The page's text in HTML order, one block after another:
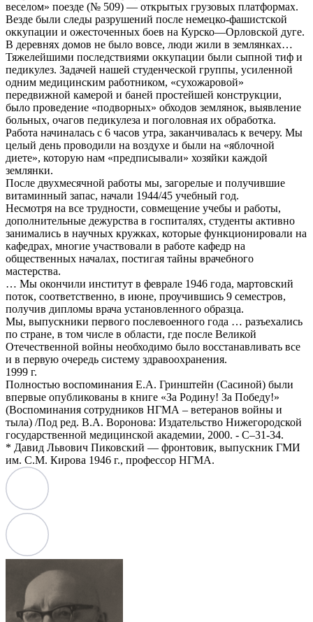
веселом» поезде (№ 509) — открытых грузовых платформах.
Везде были следы разрушений после немецко-фашистской
оккупации и ожесточенных боев на Курско—Орловской дуге.
В деревнях домов не было вовсе, люди жили в землянках…
Тяжелейшими последствиями оккупации были сыпной тиф и
педикулез. Задачей нашей студенческой группы, усиленной
одним медицинским работником, «сухожаровой»
передвижной камерой и баней простейшей конструкции,
было проведение «подворных» обходов землянок, выявление
больных, очагов педикулеза и поголовная их обработка.
Работа начиналась с 6 часов утра, заканчивалась к вечеру. Мы
целый день проводили на воздухе и были на «яблочной
диете», которую нам «предписывали» хозяйки каждой
землянки.
После двухмесячной работы мы, загорелые и получившие
витаминный запас, начали 1944/45 учебный год.
Несмотря на все трудности, совмещение учебы и работы,
дополнительные дежурства в госпиталях, студенты активно
занимались в научных кружках, которые функционировали на
кафедрах, многие участвовали в работе кафедр на
общественных началах, постигая тайны врачебного
мастерства.
… Мы окончили институт в феврале 1946 года, мартовский
поток, соответственно, в июне, проучившись 9 семестров,
получив дипломы врача установленного образца.
Мы, выпускники первого послевоенного года … разъехались
по стране, в том числе в области, где после Великой
Отечественной войны необходимо было восстанавливать все
и в первую очередь систему здравоохранения.
1999 г.
Полностью воспоминания Е.А. Гринштейн (Сасиной) были
впервые опубликованы в книге «За Родину! За Победу!»
(Воспоминания сотрудников НГМА – ветеранов войны и
тыла) /Под ред. В.А. Воронова: Издательство Нижегородской
государственной медицинской академии, 2000. - С–31-34.
* Давид Львович Пиковский — фронтовик, выпускник ГМИ
им. С.М. Кирова 1946 г., профессор НГМА.